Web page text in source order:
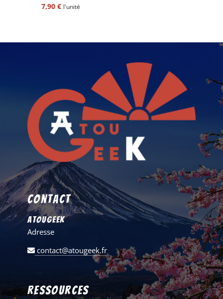
7,90 € l'unité
Contact
AtouGeek
Adresse
contact@atougeek.fr
Ressources